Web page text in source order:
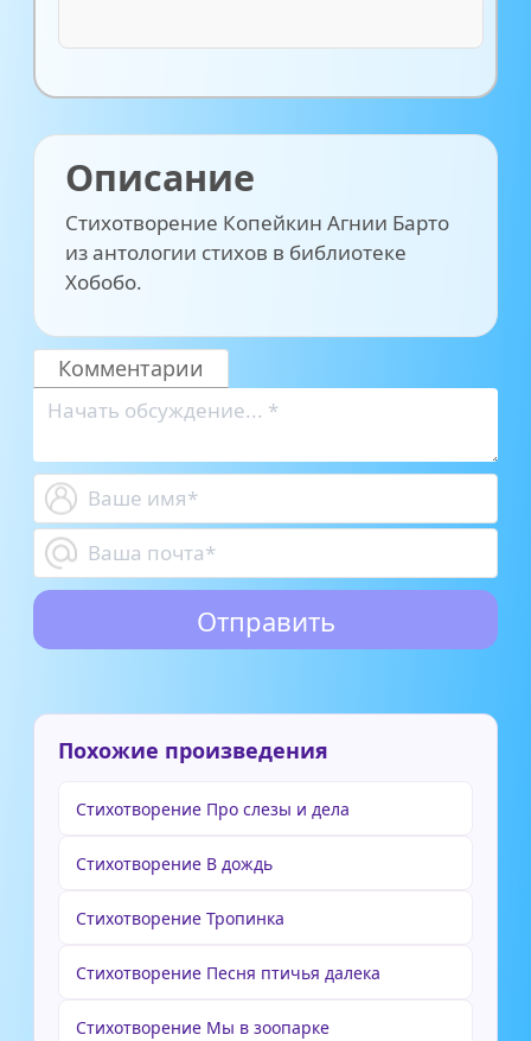
Описание
Стихотворение Копейкин Агнии Барто
из антологии стихов в библиотеке
Хобобо.
Комментарии
Похожие произведения
Стихотворение Про слезы и дела
Стихотворение В дождь
Стихотворение Тропинка
Стихотворение Песня птичья далека
Стихотворение Мы в зоопарке